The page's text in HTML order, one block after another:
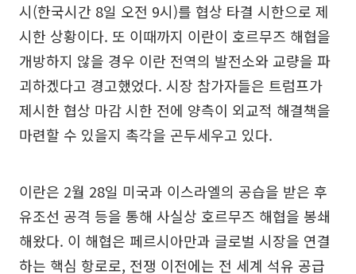
시(한국시간 8일 오전 9시)를 협상 타결 시한으로 제
시한 상황이다. 또 이때까지 이란이 호르무즈 해협을
개방하지 않을 경우 이란 전역의 발전소와 교량을 파
괴하겠다고 경고했었다. 시장 참가자들은 트럼프가
제시한 협상 마감 시한 전에 양측이 외교적 해결책을
마련할 수 있을지 촉각을 곤두세우고 있다.
이란은 2월 28일 미국과 이스라엘의 공습을 받은 후
유조선 공격 등을 통해 사실상 호르무즈 해협을 봉쇄
해왔다. 이 해협은 페르시아만과 글로벌 시장을 연결
하는 핵심 항로로, 전쟁 이전에는 전 세계 석유 공급